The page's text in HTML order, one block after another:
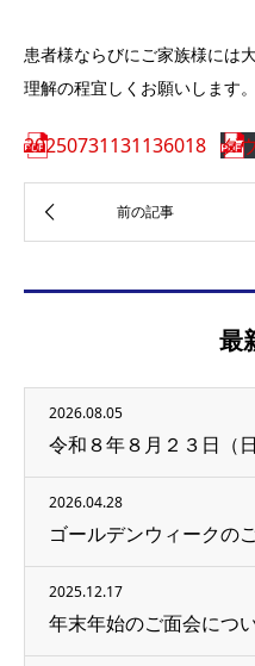
患者様ならびにご家族様には
理解の程宜しくお願いします。
20250731131136018 ダ
最
2026.08.05
令和８年８月２３日（
2026.04.28
ゴールデンウィークの
2025.12.17
年末年始のご面会につ